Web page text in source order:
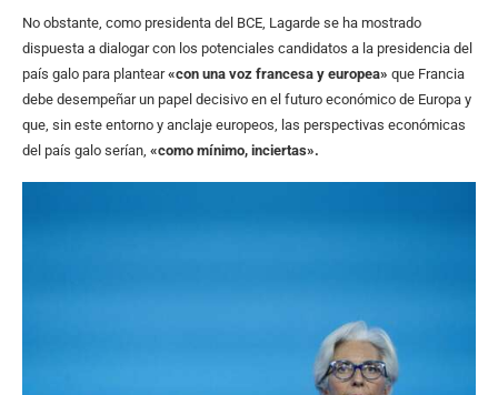
No obstante, como presidenta del BCE, Lagarde se ha mostrado
dispuesta a dialogar con los potenciales candidatos a la presidencia del
país galo para plantear«con una voz francesa y europea» que Francia
debe desempeñar un papel decisivo en el futuro económico de Europa y
que, sin este entorno y anclaje europeos, las perspectivas económicas
del país galo serían, «como mínimo, inciertas».